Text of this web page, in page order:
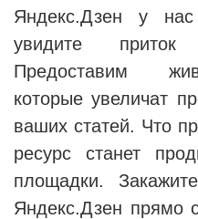
Яндекс.Дзен у
увидите приток
Предоставим
которые увеличат
ваших статей. Что
ресурс станет
площадки.
Яндекс.Дзен прямо